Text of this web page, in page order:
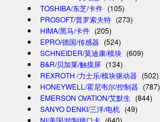
TOSHIBA/东芝/卡件 (105)
PROSOFT/普罗索夫特 (273)
HIMA/黑马/卡件 (205)
EPRO/德国/传感器 (524)
SCHNEIDER/莫迪康/模块 (609)
B&R/贝加莱/触摸屏 (134)
REXROTH /力士乐/模块驱动器 (502)
HONEYWELL/霍尼韦尔/控制器 (787)
EMERSON OVATION/艾默生 (844)
SANYO DENKI/三洋/电机 (49)
NI/美国/控制接口卡 (640)